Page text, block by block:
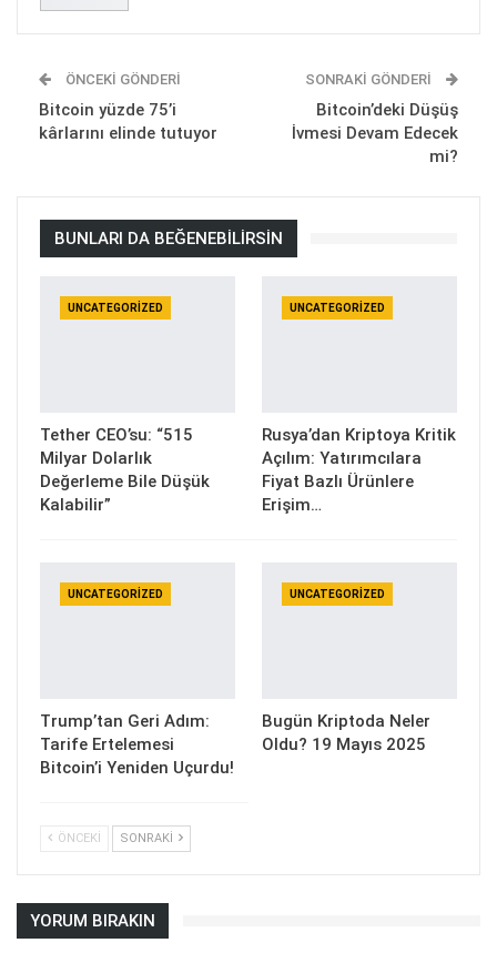
ÖNCEKI GÖNDERI
Bitcoin yüzde 75’i
kârlarını elinde tutuyor
SONRAKI GÖNDERI
Bitcoin’deki Düşüş
İvmesi Devam Edecek
mi?
BUNLARI DA BEĞENEBILIRSIN
UNCATEGORIZED
Tether CEO’su: “515
Milyar Dolarlık
Değerleme Bile Düşük
Kalabilir”
UNCATEGORIZED
Rusya’dan Kriptoya Kritik
Açılım: Yatırımcılara
Fiyat Bazlı Ürünlere
Erişim…
UNCATEGORIZED
Trump’tan Geri Adım:
Tarife Ertelemesi
Bitcoin’i Yeniden Uçurdu!
UNCATEGORIZED
Bugün Kriptoda Neler
Oldu? 19 Mayıs 2025
ÖNCEKI SONRAKI
YORUM BIRAKIN